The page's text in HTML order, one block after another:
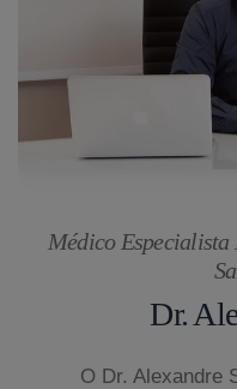
Médico
Dr.
O Dr. Alexandre